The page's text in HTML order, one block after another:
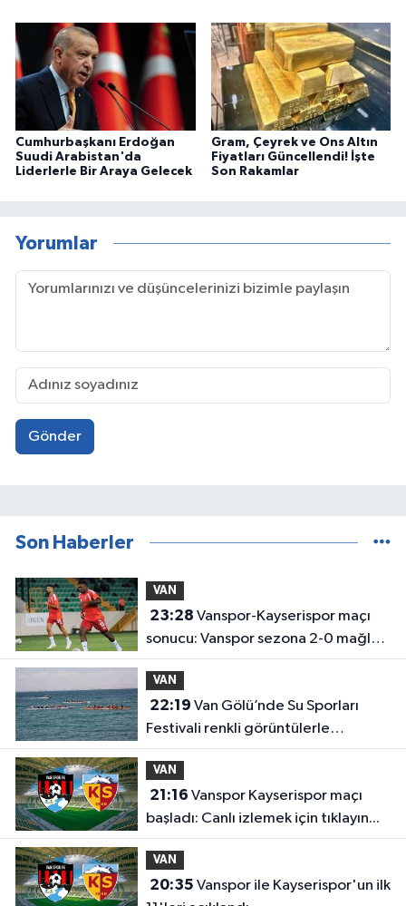
Cumhurbaşkanı Erdoğan
Suudi Arabistan'da
Liderlerle Bir Araya Gelecek
Gram, Çeyrek ve Ons Altın
Fiyatları Güncellendi! İşte
Son Rakamlar
Yorumlar
Gönder
Son Haberler
VAN
23:28
sonucu: Vanspor sezona 2-0 mağlup
başladı
VAN
22:19
Festivali renkli görüntülerle
tamamlandı
VAN
21:16
başladı: Canlı izlemek için tıklayın...
VAN
20:35